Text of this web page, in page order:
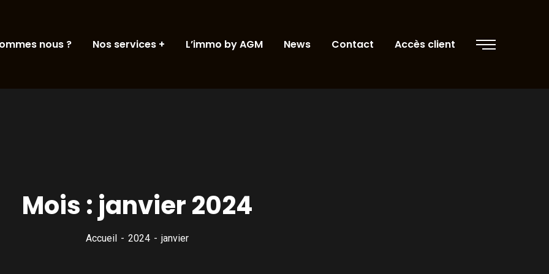
nous ? Nos services L’immo by AGM News Contact Accès client
Mois : janvier 2024
Accueil 2024 janvier